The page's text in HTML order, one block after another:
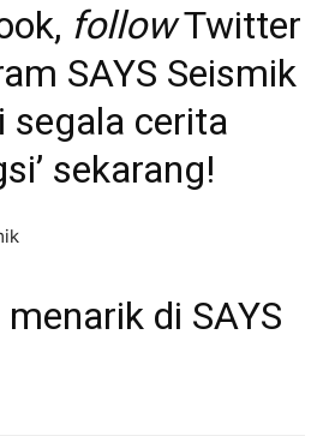
, followTwitter
SAYS Seismik
segala cerita
sekarang!
di SAYS